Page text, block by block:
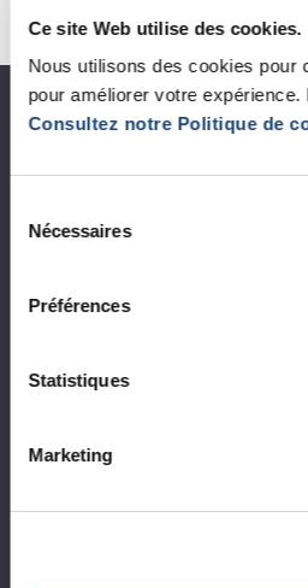
Ce site Web utilise des cookies.
Nous utilisons des cookies pour
pour améliorer votre
Consultez notre Politique de
Nécessaires
Préférences
Statistiques
Marketing
Coup d'œil sur le CUSM
Leaders organisationnels
Départements et services
Logibec GCH Espresso
MonCUSM/intranet